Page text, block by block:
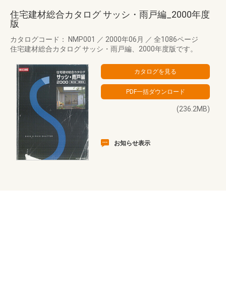
住宅建材総合カタログ サッシ・雨戸編_2000年度
版
カタログコード： NMP001 ／ 2000年06月 ／ 全1086ページ
住宅建材総合カタログ サッシ・雨戸編、2000年度版です。
(236.2MB)
お知らせ表示